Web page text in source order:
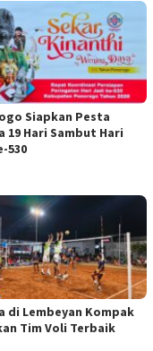
Siapkan Pesta
19 Hari Sambut Hari
530
di Lembeyan Kompak
Tim Voli Terbaik